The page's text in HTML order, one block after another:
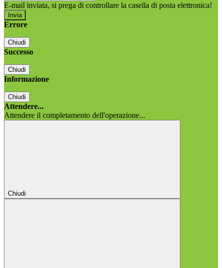
E-mail inviata, si prega di controllare la casella di posta elettronica!
Errore
Chiudi
Successo
Chiudi
Informazione
Chiudi
Attendere...
Attendere il completamento dell'operazione...
Chiudi